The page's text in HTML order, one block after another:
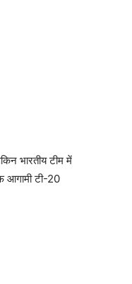
भारतीय टीम में
आगामी टी-20